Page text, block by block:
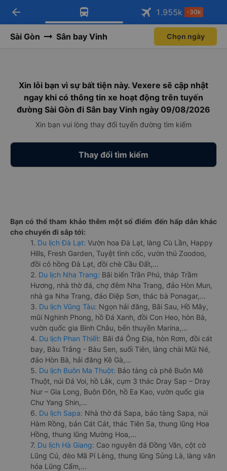
Tải app Vexere ngay!
Nhận ưu đãi thành viên độc
Mở app
Tải app Vexere
-30k/ghế khi đặt vé máy bay qua
Mở app
arrow_back 1.955k -30k
Sài Gòn Sân bay Vinh Chọn ngày
Xin lỗi bạn vì sự bất tiện này. Vexere sẽ cập nhật
ngay khi có thông tin xe hoạt động trên tuyến
đường Sài Gòn đi Sân bay Vinh ngày 09/08/2026
Xin bạn vui lòng thay đổi tuyến đường tìm kiếm
Thay đổi tìm kiếm
Bạn có thể tham khảo thêm một số điểm đến hấp dẫn khác
cho chuyến đi sắp tới:
1. Du lịch Đà Lạt: Vườn hoa Đà Lạt, làng Cù Lần, Happy
Hills, Fresh Garden, Tuyệt tình cốc, vườn thú Zoodoo,
đồi cỏ hồng Đà Lạt, đồi chè Cầu Đất,...
2. Du lịch Nha Trang: Bãi biển Trần Phú, tháp Trầm
Hương, nhà thờ đá, chợ đêm Nha Trang, đảo Hòn Mun,
nhà ga Nha Trang, đảo Điệp Sơn, thác bà Ponagar,...
3. Du lịch Vũng Tàu: Ngọn hải đăng, Bãi Sau, Hồ Mây,
mũi Nghinh Phong, hồ Đá Xanh, đồi Con Heo, hòn Bà,
vườn quốc gia Bình Châu, bến thuyền Marina,...
4. Du lịch Phan Thiết: Bãi đá Ông Địa, hòn Rơm, đồi cát
bay, Bàu Trắng - Bàu Sen, suối Tiên, làng chài Mũi Né,
đảo Hòn Bà, hải đăng Kê Gà,...
5. Du lịch Buôn Ma Thuột: Bảo tàng cà phê Buôn Mê
Thuột, núi Đá Voi, hồ Lắk, cụm 3 thác Dray Sap – Dray
Nur – Gia Long, Buôn Đôn, hồ Ea Kao, vườn quốc gia
Chư Yang Shin,...
6. Du lịch Sapa: Nhà thờ đá Sapa, bảo tàng Sapa, núi
Hàm Rồng, bản Cát Cát, thác Tiên Sa, thung lũng Hoa
Hồng, thung lũng Mường Hoa,...
7. Du lịch Hà Giang: Cao nguyên đá Đồng Văn, cột cờ
Lũng Cú, đèo Mã Pí Lèng, thung lũng Sủng Là, làng văn
hóa Lũng Cẩm,...